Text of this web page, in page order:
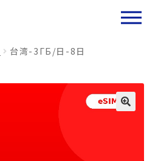
台湾-3ГБ/日-8日